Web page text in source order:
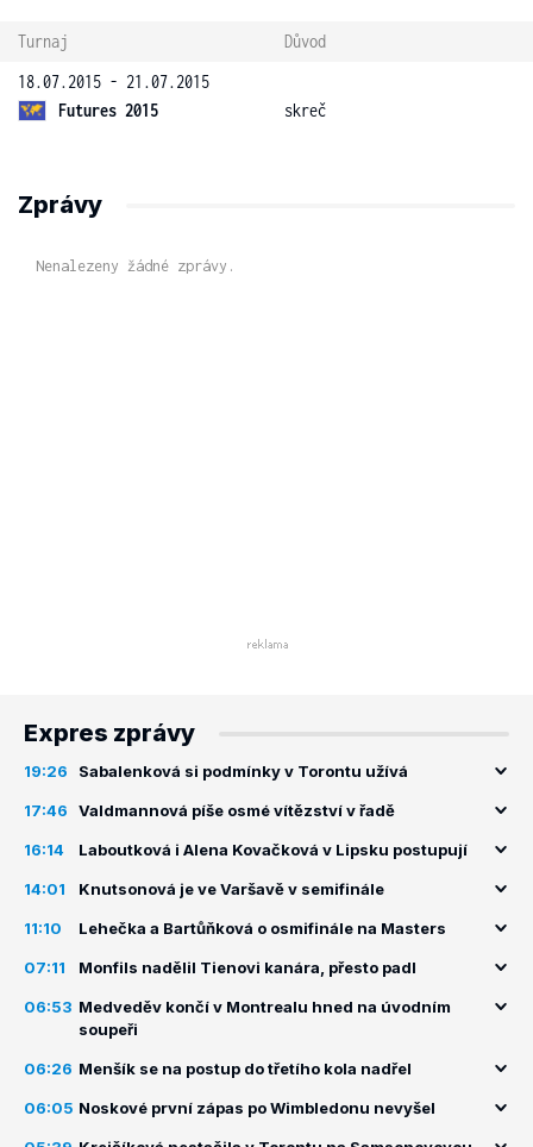
Turnaj
Důvod
18.07.2015 - 21.07.2015
Futures 2015
skreč
Zprávy
Nenalezeny žádné zprávy.
Expres zprávy
19:26 Sabalenková si podmínky v Torontu užívá
17:46 Valdmannová píše osmé vítězství v řadě
16:14 Laboutková i Alena Kovačková v Lipsku postupují
14:01 Knutsonová je ve Varšavě v semifinále
11:10 Lehečka a Bartůňková o osmifinále na Masters
07:11 Monfils nadělil Tienovi kanára, přesto padl
06:53 Medveděv končí v Montrealu hned na úvodním
soupeři
06:26 Menšík se na postup do třetího kola nadřel
06:05 Noskové první zápas po Wimbledonu nevyšel